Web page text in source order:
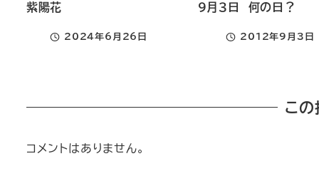
紫陽花
投稿日
2024年6月26日
９月３日 何の日？
投稿日
2012年9月3日
この
コメントはありません。